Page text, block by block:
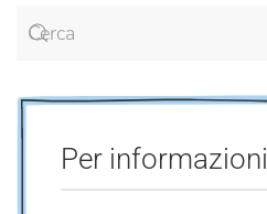
Per informazioni